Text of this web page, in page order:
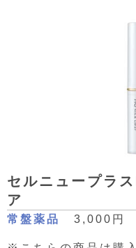
セルニュープラ
ア
常盤薬品 3,000円